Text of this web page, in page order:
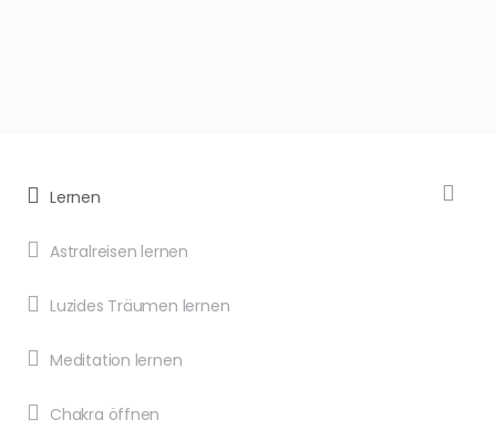
Lernen
Astralreisen lernen
Luzides Träumen lernen
Meditation lernen
Chakra öffnen